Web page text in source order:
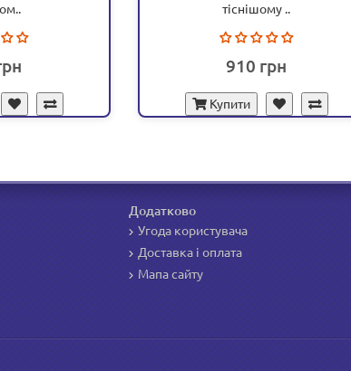
тіснішому ..
910
Купити
Додатково
Угода користувача
Доставка і оплата
Мапа сайту